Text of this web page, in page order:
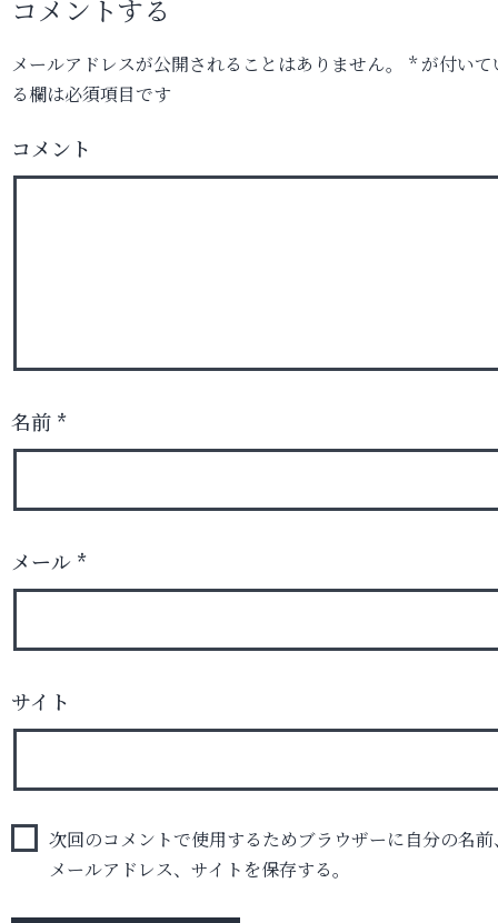
コメントする
メールアドレスが公開されることはありません。 *が付いて
る欄は必須項目です
コメント
名前 *
メール *
サイト
次回のコメントで使用するためブラウザーに自分の名前
メールアドレス、サイトを保存する。